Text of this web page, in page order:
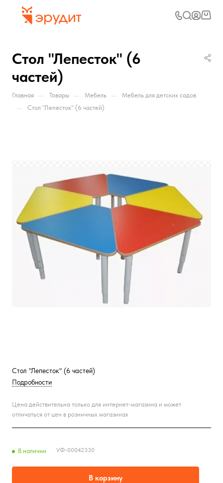
Стол "Лепесток" (6
частей)
Главная — Товары — Мебель — Мебель для детских садов
— Стол "Лепесток" (6 частей)
Стол "Лепесток" (6 частей)
Подробности
Цена действительна только для интернет-магазина и может
отличаться от цен в розничных магазинах
В наличии УФ-00042330
В корзину